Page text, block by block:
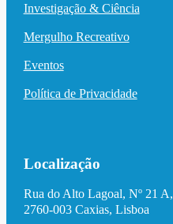
Investigação & Ciência
Mergulho Recreativo
Eventos
Política de Privacidade
Localização
Rua do Alto Lagoal, Nº 21 A,
2760-003 Caxias, Lisboa